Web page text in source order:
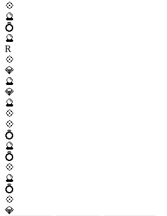
💠
🔮
💍
🔮
R
💠
💎
🔮
💎
🔮
💠
💠
💍
🔮
💍
💠
🔮
💍
💠
💎